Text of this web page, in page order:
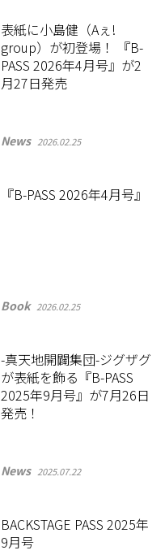
表紙に小島健（Aぇ!
group）が初登場！ 『B-
PASS 2026年4月号』が2
月27日発売
News 2026.02.25
『B-PASS 2026年4月号』
Book 2026.02.25
-真天地開闢集団-ジグザグ
が表紙を飾る『B-PASS
2025年9月号』が7月26日
発売！
News 2025.07.22
BACKSTAGE PASS 2025年
9月号